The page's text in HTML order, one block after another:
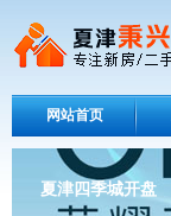
网站首页
夏津四季城开盘